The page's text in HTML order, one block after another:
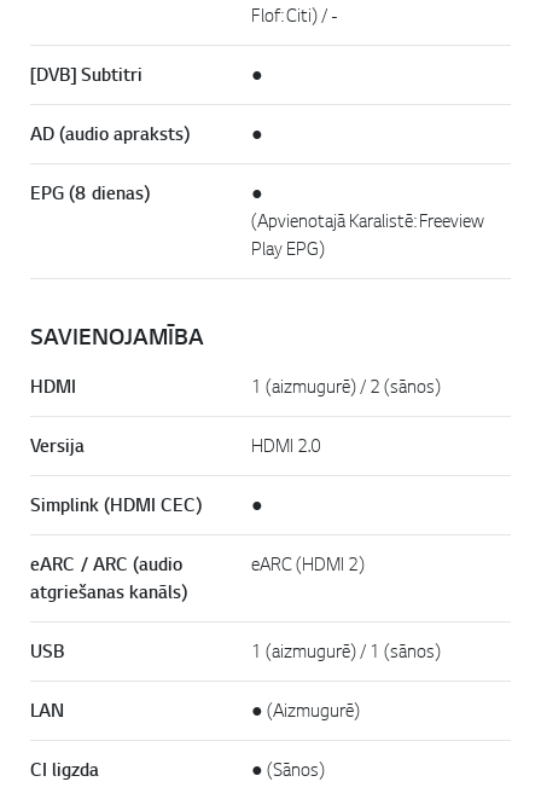
Flof: Citi) / -
[DVB] Subtitri ●
AD (audio apraksts) ●
EPG (8 dienas)
●
(Apvienotajā Karalistē: Freeview
Play EPG)
SAVIENOJAMĪBA
HDMI 1 (aizmugurē) / 2 (sānos)
Versija HDMI 2.0
Simplink (HDMI CEC) ●
eARC / ARC (audio
atgriešanas kanāls)
eARC (HDMI 2)
USB 1 (aizmugurē) / 1 (sānos)
LAN ● (Aizmugurē)
CI ligzda ● (Sānos)